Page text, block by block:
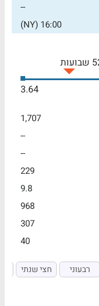
--
16:00 (NY)
3.64
1,707
--
--
229
9.8
968
307
40
רבעוני חצי שנתי